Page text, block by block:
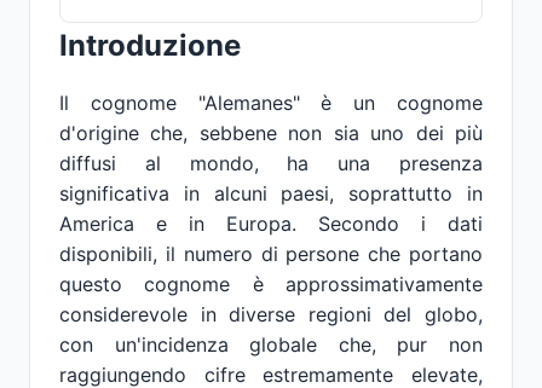
Introduzione
Il cognome "Alemanes" è un cognome
d'origine che, sebbene non sia uno dei più
diffusi al mondo, ha una presenza
significativa in alcuni paesi, soprattutto in
America e in Europa. Secondo i dati
disponibili, il numero di persone che portano
questo cognome è approssimativamente
considerevole in diverse regioni del globo,
con un'incidenza globale che, pur non
raggiungendo cifre estremamente elevate,